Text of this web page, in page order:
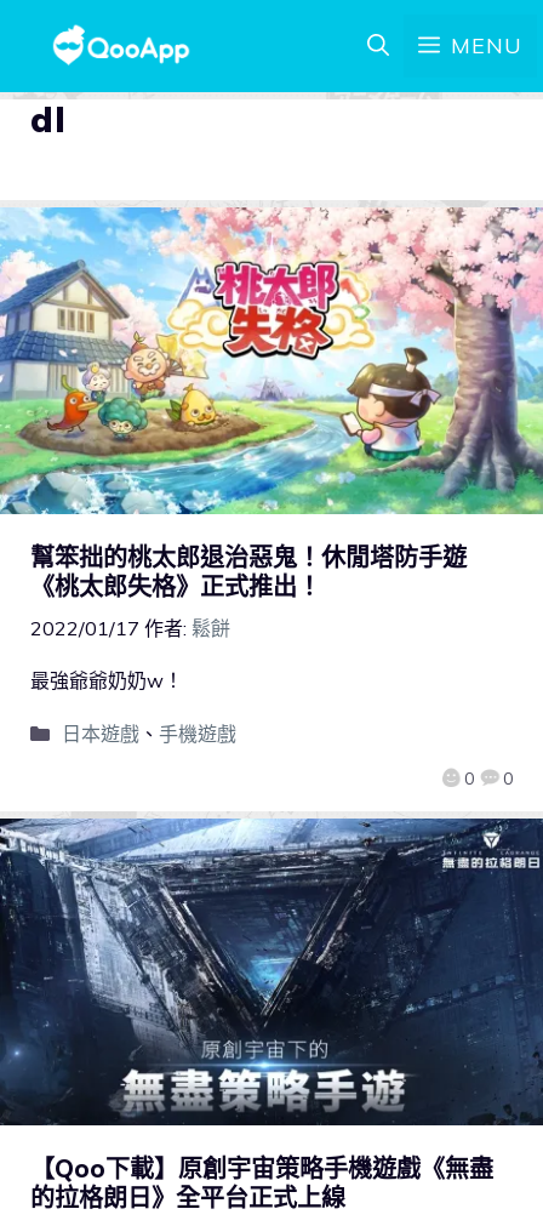
MENU
dl
幫笨拙的桃太郎退治惡鬼！休閒塔防手遊
《桃太郎失格》正式推出！
2022/01/17 作者: 鬆餅
0 0
最強爺爺奶奶w！
日本遊戲、 手機遊戲
【Qoo下載】原創宇宙策略手機遊戲《無盡
的拉格朗日》全平台正式上線